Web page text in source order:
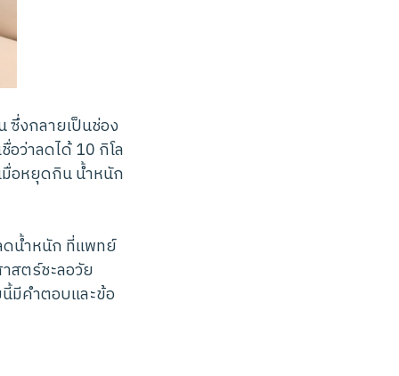
ซึ่งกลายเป็นช่อง
ว่าลดได้ 10 กิโล
มื่อหยุดกิน น้ำหนัก
ดน้ำหนัก ที่แพทย์
สตร์ชะลอวัย
มีคำตอบและข้อ